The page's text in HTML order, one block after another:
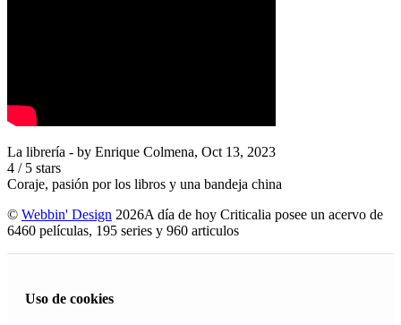
La librería - by Enrique Colmena, Oct 13, 2023
4 / 5 stars
Coraje, pasión por los libros y una bandeja china
© Webbin' Design 2026A día de hoy Criticalia posee un acervo de
6460 películas, 195 series y 960 articulos
Uso de cookies